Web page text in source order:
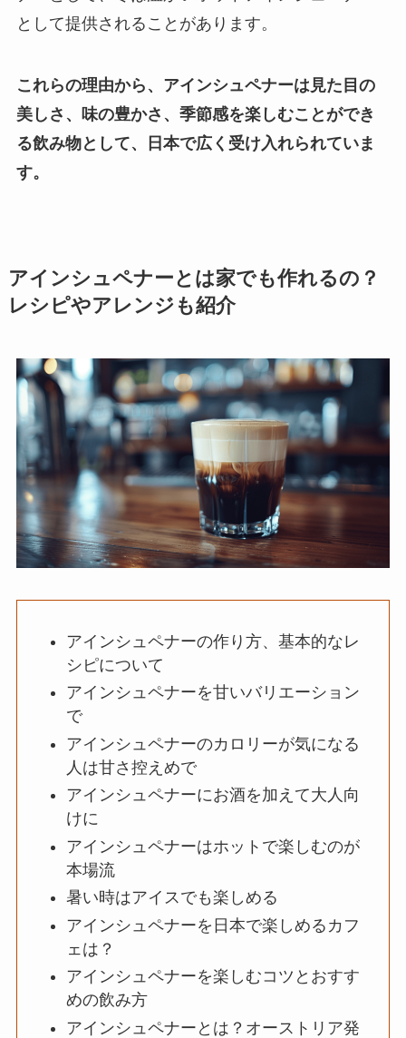
として提供されることがあります。
これらの理由から、アインシュペナーは見た目の
美しさ、味の豊かさ、季節感を楽しむことができ
る飲み物として、日本で広く受け入れられていま
す。
アインシュペナーとは家でも作れるの？
レシピやアレンジも紹介
アインシュペナーの作り方、基本的なレ
シピについて
アインシュペナーを甘いバリエーション
で
アインシュペナーのカロリーが気になる
人は甘さ控えめで
アインシュペナーにお酒を加えて大人向
けに
アインシュペナーはホットで楽しむのが
本場流
暑い時はアイスでも楽しめる
アインシュペナーを日本で楽しめるカフ
ェは？
アインシュペナーを楽しむコツとおすす
めの飲み方
アインシュペナーとは？オーストリア発